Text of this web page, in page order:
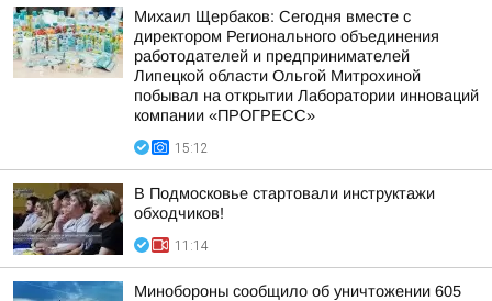
Михаил Щербаков: Сегодня вместе с
директором Регионального объединения
работодателей и предпринимателей
Липецкой области Ольгой Митрохиной
побывал на открытии Лаборатории инноваций
компании «ПРОГРЕСС»
15:12
В Подмосковье стартовали инструктажи
обходчиков!
11:14
Минобороны сообщило об уничтожении 605